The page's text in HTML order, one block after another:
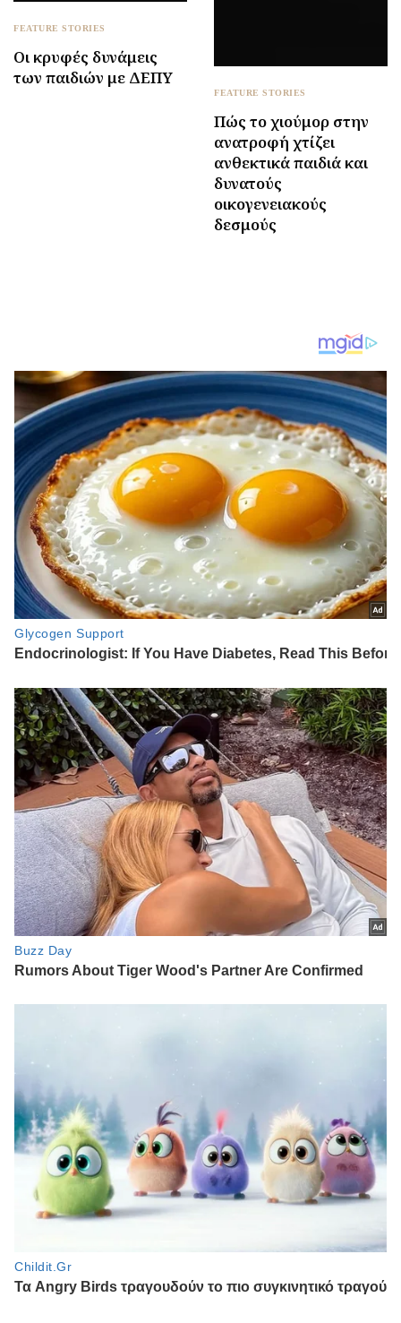
FEATURE STORIES
Οι κρυφές δυνάμεις
των παιδιών με ΔΕΠΥ
FEATURE STORIES
Πώς το χιούμορ στην
ανατροφή χτίζει
ανθεκτικά παιδιά και
δυνατούς
οικογενειακούς
δεσμούς